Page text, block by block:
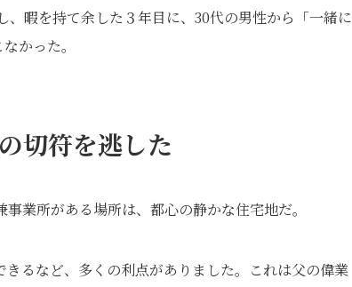
暇を持て余した３年目に、30代の男性から「一緒に
かった。
切符を逃した
業所がある場所は、都心の静かな住宅地だ。
きるなど、多くの利点がありました。これは父の偉業